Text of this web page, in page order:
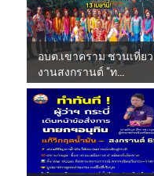
อบต.เขาคราม ชวนเที่ยว
งานสงกรานต์ "ท...